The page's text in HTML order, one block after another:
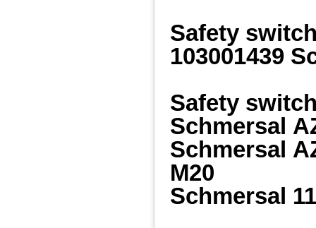
Safety
103001439
Safety
Schmersal
Schmersal
M20
Schmersal